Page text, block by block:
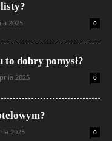
2025 0
to dobry pomysł?
2025 0
2025 0